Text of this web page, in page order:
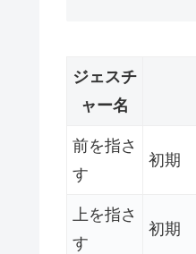
ジェスチ
ャー名
前を指さ
す
初期
上を指さ
す
初期